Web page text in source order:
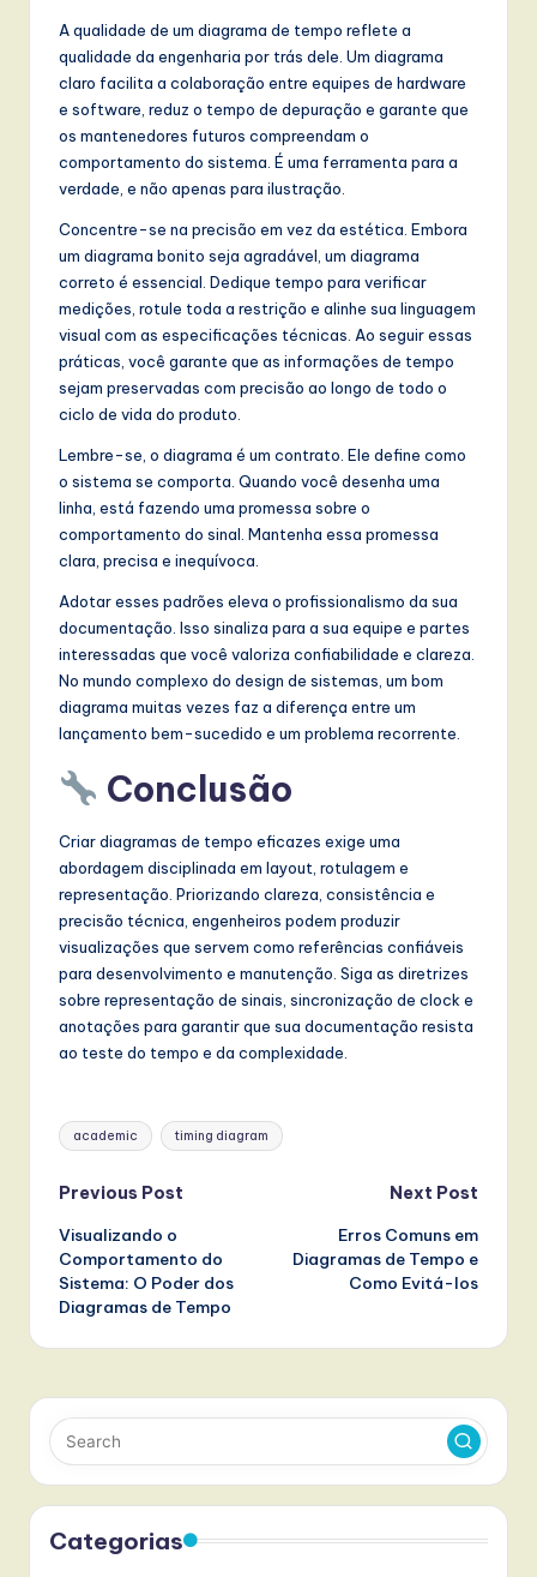
A qualidade de um diagrama de tempo reflete a
qualidade da engenharia por trás dele. Um diagrama
claro facilita a colaboração entre equipes de hardware
e software, reduz o tempo de depuração e garante que
os mantenedores futuros compreendam o
comportamento do sistema. É uma ferramenta para a
verdade, e não apenas para ilustração.
Concentre-se na precisão em vez da estética. Embora
um diagrama bonito seja agradável, um diagrama
correto é essencial. Dedique tempo para verificar
medições, rotule toda a restrição e alinhe sua linguagem
visual com as especificações técnicas. Ao seguir essas
práticas, você garante que as informações de tempo
sejam preservadas com precisão ao longo de todo o
ciclo de vida do produto.
Lembre-se, o diagrama é um contrato. Ele define como
o sistema se comporta. Quando você desenha uma
linha, está fazendo uma promessa sobre o
comportamento do sinal. Mantenha essa promessa
clara, precisa e inequívoca.
Adotar esses padrões eleva o profissionalismo da sua
documentação. Isso sinaliza para a sua equipe e partes
interessadas que você valoriza confiabilidade e clareza.
No mundo complexo do design de sistemas, um bom
diagrama muitas vezes faz a diferença entre um
lançamento bem-sucedido e um problema recorrente.
Conclusão
Criar diagramas de tempo eficazes exige uma
abordagem disciplinada em layout, rotulagem e
representação. Priorizando clareza, consistência e
precisão técnica, engenheiros podem produzir
visualizações que servem como referências confiáveis
para desenvolvimento e manutenção. Siga as diretrizes
sobre representação de sinais, sincronização de clock e
anotações para garantir que sua documentação resista
ao teste do tempo e da complexidade.
Tags:
academic timing diagram
Post
navigation
Previous Post
Visualizando o
Comportamento do
Sistema: O Poder dos
Diagramas de Tempo
Next Post
Erros Comuns em
Diagramas de Tempo e
Como Evitá-los
Categorias